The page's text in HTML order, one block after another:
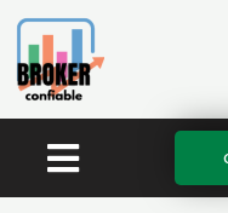
contenido